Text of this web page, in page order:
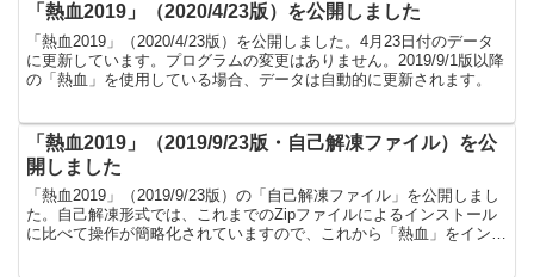
「熱血2019」（2020/4/23版）を公開しました
「熱血2019」（2020/4/23版）を公開しました。4月23日付のデータ
に更新しています。プログラムの変更はありません。2019/9/1版以降
の「熱血」を使用している場合、データは自動的に更新されます。
「熱血2019」（2019/9/23版・自己解凍ファイル）を公
開しました
「熱血2019」（2019/9/23版）の「自己解凍ファイル」を公開しまし
た。自己解凍形式では、これまでのZipファイルによるインストール
に比べて操作が簡略化されていますので、これから「熱血」をインス